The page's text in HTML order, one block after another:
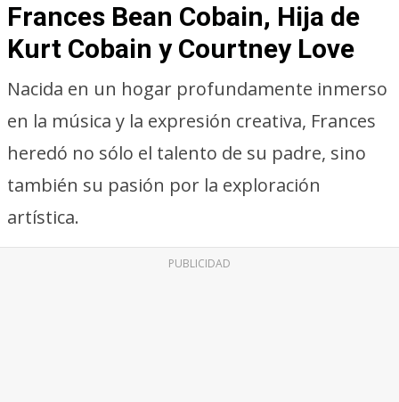
Frances Bean Cobain, Hija de
Kurt Cobain y Courtney Love
Nacida en un hogar profundamente inmerso
en la música y la expresión creativa, Frances
heredó no sólo el talento de su padre, sino
también su pasión por la exploración
artística.
PUBLICIDAD